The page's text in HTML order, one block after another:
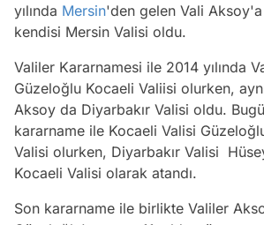
yılında Mersin'den gelen Vali
kendisi Mersin Valisi oldu.
Valiler Kararnamesi ile 2014 yılında
Güzeloğlu Kocaeli Valiisi olurken,
Aksoy da Diyarbakır Valisi oldu.
kararname ile Kocaeli Valisi
Valisi olurken, Diyarbakır Valisi
Kocaeli Valisi olarak atandı.
Son kararname ile birlikte Valiler